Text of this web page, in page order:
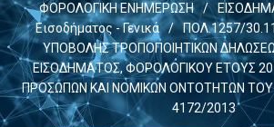
ΦΟΡΟΛΟΓΙΚΗ ΕΝΗΜΕΡΩΣΗ
/
Εισοδήματος - Γενικά
/
ΠΟΛ.1257/
ΥΠΟΒΟΛΗΣ ΤΡΟΠΟΠΟΙΗΤΙΚΩΝ
ΕΙΣΟΔΗΜΑΤΟΣ, ΦΟΡΟΛΟΓΙΚΟΥ ΕΤΟΥΣ
ΠΡΟΣΩΠΩΝ ΚΑΙ ΝΟΜΙΚΩΝ ΟΝΤΟΤΗΤΩΝ
4172/2013